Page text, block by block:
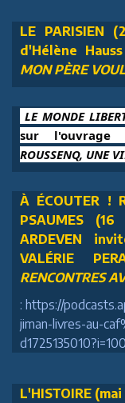
LE
d'Hélène
MON PÈRE
LE MONDE
sur l'ouvrage
ROUSSENQ, UNE
À ÉCOUTER !
PSAUMES
ARDEVEN
VALÉRIE
RENCONTRES
: https://
jiman-livres-au-
L'HISTOIRE